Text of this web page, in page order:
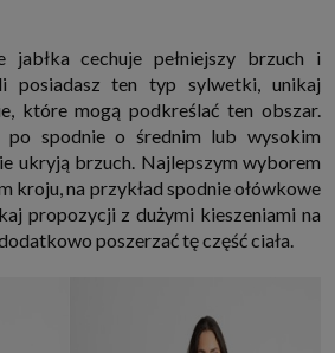
jabłka cechuje pełniejszy brzuch i
posiadasz ten typ sylwetki, unikaj
które mogą podkreślać ten obszar.
po spodnie o średnim lub wysokim
ukryją brzuch. Najlepszym wyborem
kroju, na przykład spodnie ołówkowe
propozycji z dużymi kieszeniami na
poszerzać tę część ciała.